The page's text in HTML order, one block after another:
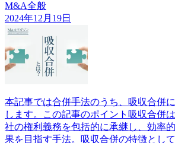
M&A全般
2024年12月19日
本記事では合併手法のうち、吸収合併
します。この記事のポイント吸収合併
社の権利義務を包括的に承継し、効率
果を目指す手法。吸収合併の特徴とし